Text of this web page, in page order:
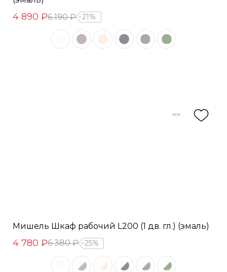
4 890 ₽6 190 ₽ 21%
Мишель Шкаф рабочий L200 (1 дв. гл.) (эмаль)
4 780 ₽6 380 ₽ 25%